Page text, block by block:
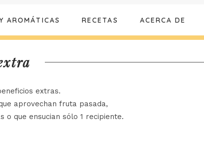
AROMÁTICAS RECETAS ACERCA DE
extras.
aprovechan fruta pasada,
o que ensucian sólo 1 recipiente.